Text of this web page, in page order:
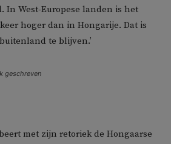
In West-Europese landen is het
hoger dan in Hongarije. Dat is
te blijven.’
geschreven
met zijn retoriek de Hongaarse